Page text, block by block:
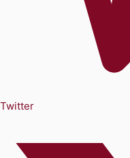
Twitter